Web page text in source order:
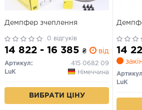
Демпфер зчеплення
0 відгуків
14 822 - 16 385 ₴ від 0 дн.
Артикул:
415 0682 09
LuK
Німеччина
ВИБРАТИ ЦІНУ
14
LuK